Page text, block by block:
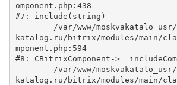
omponent.php:438
#7: include(string)
katalog.ru/bitrix/modules/main/
mponent.php:594
#8: CBitrixComponent-
katalog.ru/bitrix/modules/main/